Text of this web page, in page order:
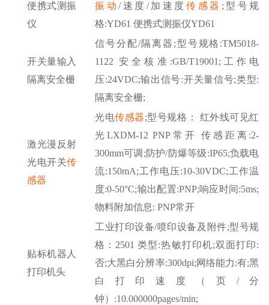
便携式测振
仪
振动/速度/加速度传感器 ;型号规
格:YD61 便携式测振仪YD61
开关量输入
隔离安全栅
信号分配/隔离器;型号规格:TM5018-
1122 安全核准:GB/T19001;工作电
压:24VDC;输出信号:开关量信号;类型:
隔离安全栅;
激光漫反射
光电开关传
感器
光电传感器;型号规格： 红外线可见红
光LXDM-12 PNP常开 传感距离:2-
300mm可调;防护/防爆等级:IP65;负载电
流:150mA;工作电压:10-30VDC;工作温
度:0-50°C;输出配置:PNP;响应时间:5ms;
物料附加信息: PNP常开
贴标机器人
打印机头
工业打印设备/喷印设备及附件;型号规
格：2501 类型:热敏打印机;双面打印:
否;大黑白分辨率:300dpi;网络能力:有;黑
白打印速度（页/分
钟）:10.000000pages/min;